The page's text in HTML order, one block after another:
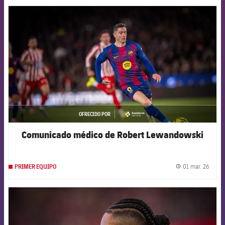
OFRECIDO POR
asistencia
Comunicado médico de Robert Lewandowski
PRIMER EQUIPO 01 mar. 26